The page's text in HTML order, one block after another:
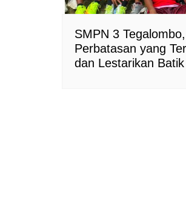
SMPN 3
Perbatasan yang
dan Lestarikan